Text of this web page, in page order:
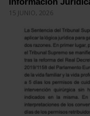
15 JUNIO, 2026